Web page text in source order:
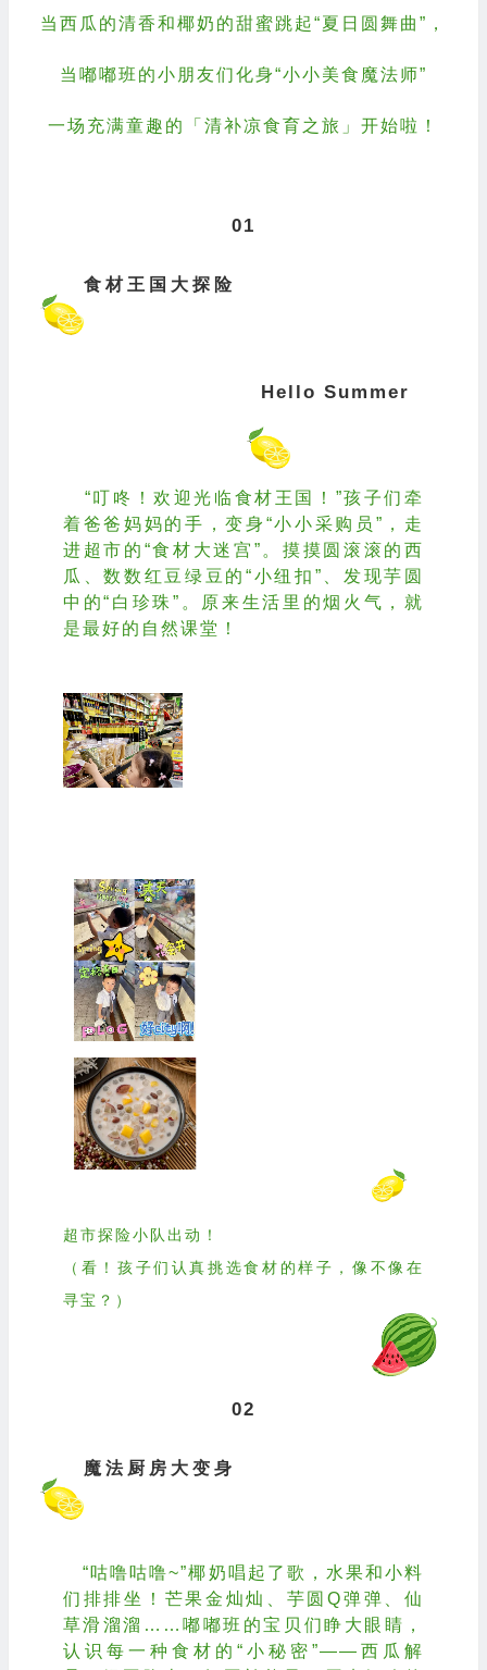
当西瓜的清香和椰奶的甜蜜跳起“夏日圆舞曲”，
当嘟嘟班的小朋友们化身“小小美食魔法师”
一场充满童趣的「清补凉食育之旅」开始啦！
01
食材王国大探险
Hello Summer
“叮咚！欢迎光临食材王国！”孩子们牵
着爸爸妈妈的手，变身“小小采购员”，走
进超市的“食材大迷宫”。摸摸圆滚滚的西
瓜、数数红豆绿豆的“小纽扣”、发现芋圆
中的“白珍珠”。原来生活里的烟火气，就
是最好的自然课堂！
超市探险小队出动！
（看！孩子们认真挑选食材的样子，像不像在
寻宝？）
02
魔法厨房大变身
“咕噜咕噜~”椰奶唱起了歌，水果和小料
们排排坐！芒果金灿灿、芋圆Q弹弹、仙
草滑溜溜……嘟嘟班的宝贝们睁大眼睛，
认识每一种食材的“小秘密”——西瓜解